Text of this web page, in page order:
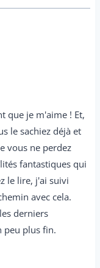
que je m'aime ! Et,
le sachiez déjà et
vous ne perdez
fantastiques qui
le lire, j'ai suivi
avec cela.
derniers
peu plus fin.